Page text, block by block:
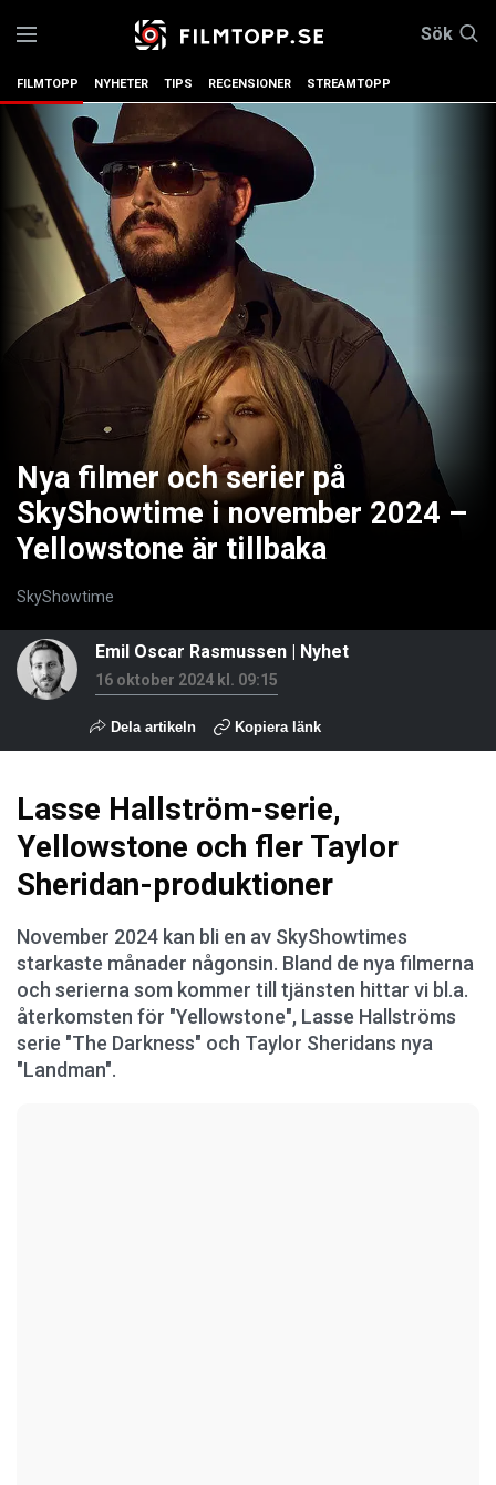
Sök
FILMTOPP NYHETER TIPS RECENSIONER STREAMTOPP
Nya filmer och serier på
SkyShowtime i november 2024 –
Yellowstone är tillbaka
SkyShowtime
Emil Oscar Rasmussen | Nyhet
16 oktober 2024 kl. 09:15
Dela artikeln Kopiera länk
Lasse Hallström-serie,
Yellowstone och fler Taylor
Sheridan-produktioner
November 2024 kan bli en av SkyShowtimes
starkaste månader någonsin. Bland de nya filmerna
och serierna som kommer till tjänsten hittar vi bl.a.
återkomsten för "Yellowstone", Lasse Hallströms
serie "The Darkness" och Taylor Sheridans nya
"Landman".